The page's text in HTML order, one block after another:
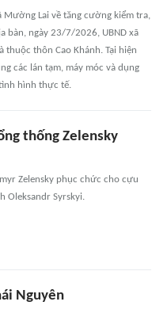
Mường Lai về tăng cường kiểm tra,
bàn, ngày 23/7/2026, UBND xã
thôn Cao Khánh. Tại hiện
các lán tạm, máy móc và dụng
hình thực tế.
thống Zelensky
Zelensky phục chức cho cựu
Oleksandr Syrskyi.
Nguyên